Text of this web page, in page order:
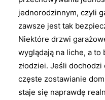
jednorodzinnym, czyli
zawsze jest tak
Niektóre drzwi
wyglądają na liche, a to
złodziei. Jeśli
częste zostawianie
staje się naprawdę